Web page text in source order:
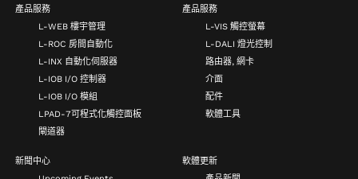
產品服務
L-WEB 樓宇管理
L-ROC 房間自動化
L-INX 自動化伺服器
L-IOB I/O 控制器
L-IOB I/O 模組
LPAD-7可程式化觸控面板
閘道器
產品服務
L-VIS 觸控螢幕
L-DALI 燈光控制
路由器, 網卡
介面
配件
軟體工具
新聞中心
軟體更新